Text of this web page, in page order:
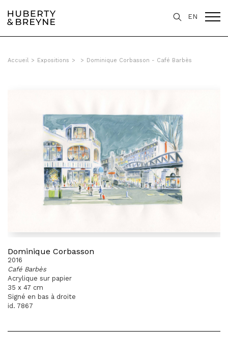
EN
Accueil > Expositions > > Dominique Corbasson - Café Barbès
Dominique Corbasson
2016
Café Barbès
Acrylique sur papier
35 x 47 cm
Signé en bas à droite
id. 7867